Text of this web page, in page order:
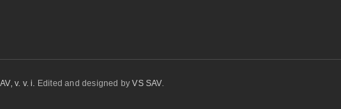
v. v. i. Edited and designed byVS SAV.